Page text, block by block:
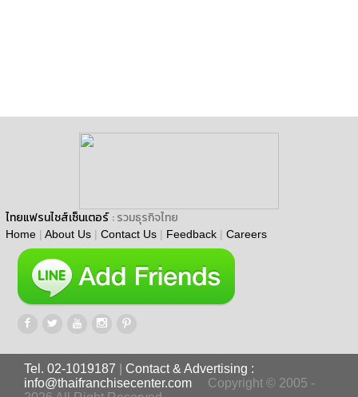
ไทยแฟรนไชส์เซ็นเตอร์ : รวมธุรกิจไทย
Home | About Us | Contact Us | Feedback | Careers
Tel. 02-1019187
Contact & Advertising :
info@thaifranchisecenter.com
Copyright © 2005 -